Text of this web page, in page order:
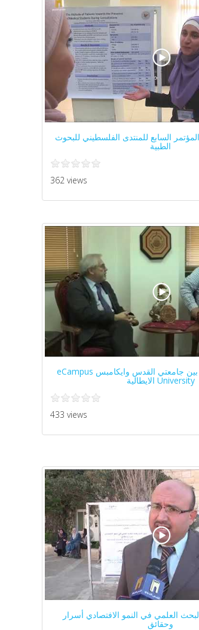
السابع للمنتدى الفلسطيني للبحوث
الطبية
362 views
توقيع اتفاقية تعاون بين جامعتي القدس وايكامبس eCampus
University الايطالية
433 views
العلمي في النمو الافتصادي أسرار
وحقائق